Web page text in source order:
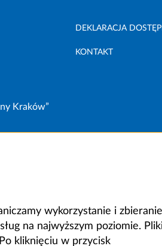
DEKLARACJA
KONTAKT
Kraków”
wykorzystanie i zbieranie
na najwyższym poziomie.
kliknięciu w przycisk